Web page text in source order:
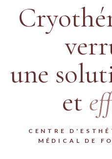
une
et
CENTRE
MÉDICAL DE